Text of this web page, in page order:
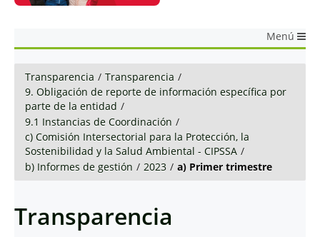
Menú
Transparencia / Transparencia /
9. Obligación de reporte de información específica por
parte de la entidad /
9.1 Instancias de Coordinación /
c) Comisión Intersectorial para la Protección, la
Sostenibilidad y la Salud Ambiental - CIPSSA /
b) Informes de gestión / 2023 / a) Primer trimestre
Transparencia